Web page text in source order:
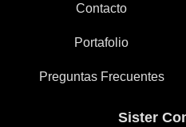
Contacto
Portafolio
Preguntas Frecuentes
Sister